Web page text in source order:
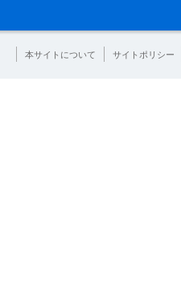
本サイトについて サイトポリシー